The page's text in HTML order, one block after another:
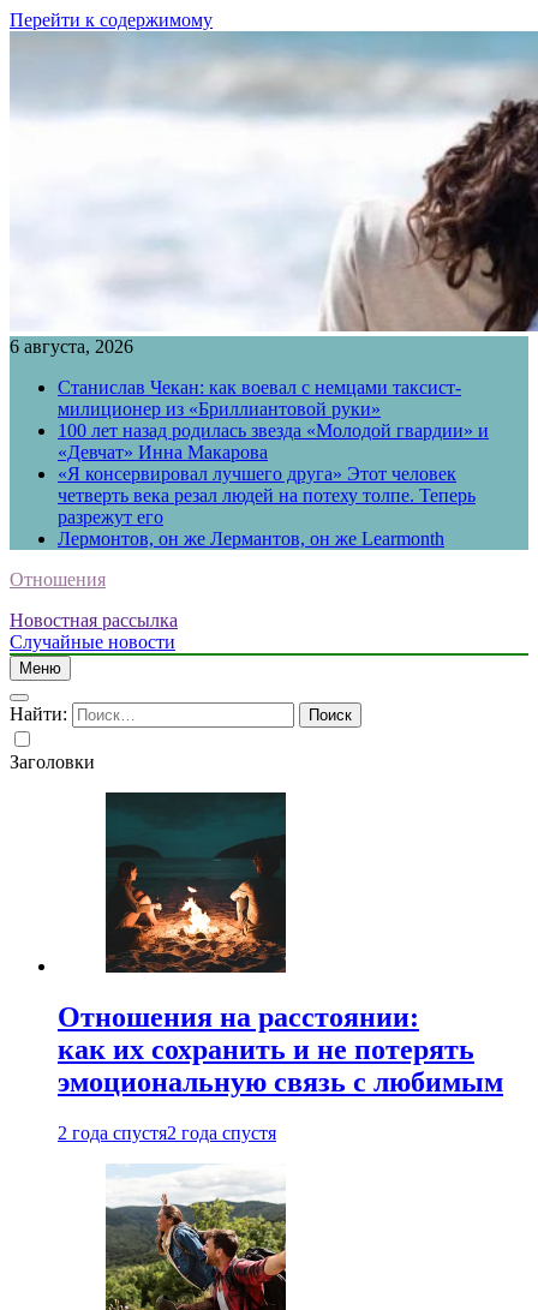
Перейти к содержимому
6 августа, 2026
Станислав Чекан: как воевал с немцами таксист-
милиционер из «Бриллиантовой руки»
100 лет назад родилась звезда «Молодой гвардии» и
«Девчат» Инна Макарова
«Я консервировал лучшего друга» Этот человек
четверть века резал людей на потеху толпе. Теперь
разрежут его
Лермонтов, он же Лермантов, он же Learmonth
Отношения
Новостная рассылка
Случайные новости
Меню
Найти:
Заголовки
Отношения на расстоянии:
как их сохранить и не потерять
эмоциональную связь с любимым
2 года спустя2 года спустя